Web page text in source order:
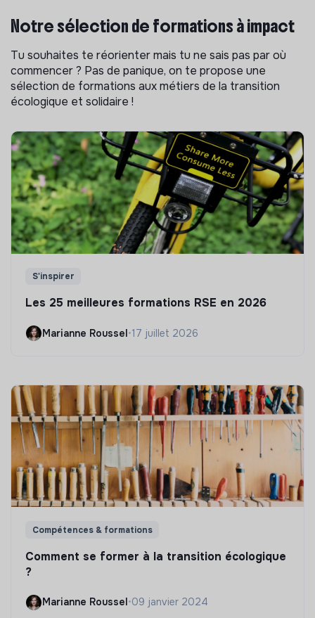
Notre sélection de formations à impact
Tu souhaites te réorienter mais tu ne sais pas par où
commencer ? Pas de panique, on te propose une
sélection de formations aux métiers de la transition
écologique et solidaire !
S'inspirer
Les 25 meilleures formations RSE en 2026
Marianne Roussel•17 juillet 2026
Compétences & formations
Comment se former à la transition écologique
?
Marianne Roussel•09 janvier 2024